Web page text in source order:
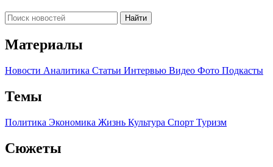
Найти
Материалы
Новости Аналитика Статьи Интервью Видео Фото Подкасты
Темы
Политика Экономика Жизнь Культура Спорт Туризм
Сюжеты